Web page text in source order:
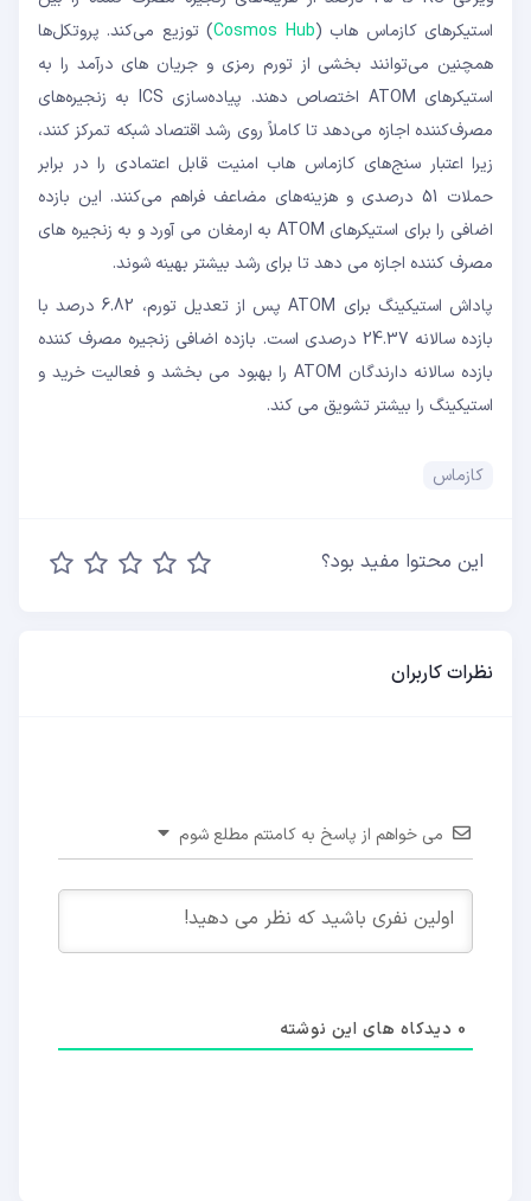
استیکرهای کازماس هاب (Cosmos Hub) توزیع می‌کند. پروتکل‌ها
همچنین می‌توانند بخشی از تورم رمزی و جریان های درآمد را به
استیکرهای ATOM اختصاص دهند. پیاده‌سازی ICS به زنجیره‌های
مصرف‌کننده اجازه می‌دهد تا کاملاً روی رشد اقتصاد شبکه تمرکز کنند،
زیرا اعتبار سنج‌های کازماس هاب امنیت قابل اعتمادی را در برابر
حملات 51 درصدی و هزینه‌های مضاعف فراهم می‌کنند. این بازده
اضافی را برای استیکرهای ATOM به ارمغان می آورد و به زنجیره های
مصرف کننده اجازه می دهد تا برای رشد بیشتر بهینه شوند.
پاداش استیکینگ برای ATOM پس از تعدیل تورم، 6.82 درصد با
بازده سالانه 24.37 درصدی است. بازده اضافی زنجیره مصرف کننده
بازده سالانه دارندگان ATOM را بهبود می بخشد و فعالیت خرید و
استیکینگ را بیشتر تشویق می کند.
کازماس
این محتوا مفید بود؟
نظرات کاربران
می خواهم از پاسخ به کامنتم مطلع شوم
0 دیدکاه های این نوشته